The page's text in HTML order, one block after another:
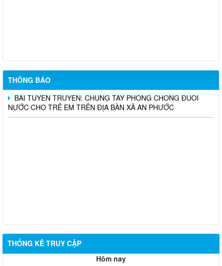
THÔNG BÁO
VIÊN CHỨC TẠI TRUNG TÂM DỊCH VỤ TỔNG HỢP XÃ AN
PHƯỚC NĂM 2026
BÀI TUYÊN TRUYỀN: CHUNG TAY PHÒNG CHỐNG ĐUỐI
NƯỚC CHO TRẺ EM TRÊN ĐỊA BÀN XÃ AN PHƯỚC
THỐNG KÊ TRUY CẬP
Hôm nay